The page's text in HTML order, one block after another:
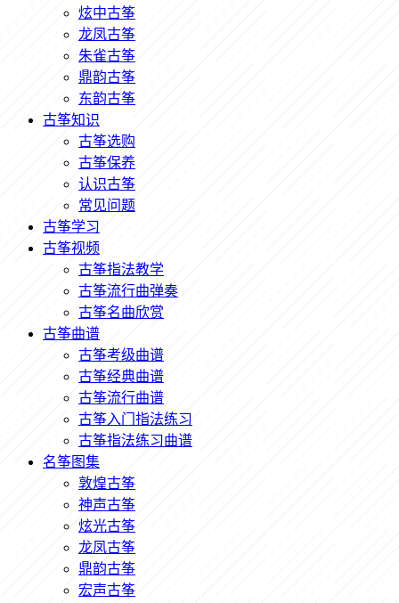
炫中古筝
龙凤古筝
朱雀古筝
鼎韵古筝
东韵古筝
古筝知识
古筝选购
古筝保养
认识古筝
常见问题
古筝学习
古筝视频
古筝指法教学
古筝流行曲弹奏
古筝名曲欣赏
古筝曲谱
古筝考级曲谱
古筝经典曲谱
古筝流行曲谱
古筝入门指法练习
古筝指法练习曲谱
名筝图集
敦煌古筝
神声古筝
炫光古筝
龙凤古筝
鼎韵古筝
宏声古筝